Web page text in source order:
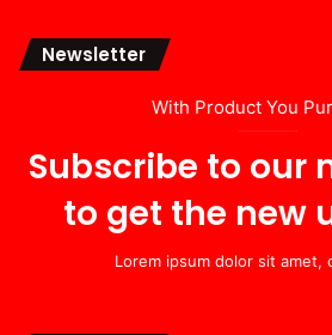
Newsletter
With Product You
Subscribe to our
to get the new
Lorem ipsum dolor sit amet,